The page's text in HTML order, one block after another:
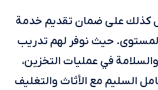
كذلك على ضمان تقديم خدمة
المستوى. حيث نوفر لهم تدريب
في عمليات التخزين،
السليم مع الأثاث والتغليف